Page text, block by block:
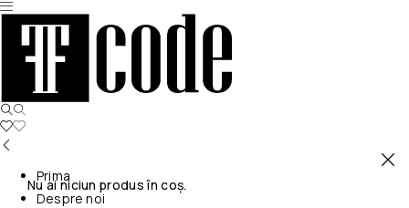
Nu ai niciun produs în coș.
Prima
Despre noi